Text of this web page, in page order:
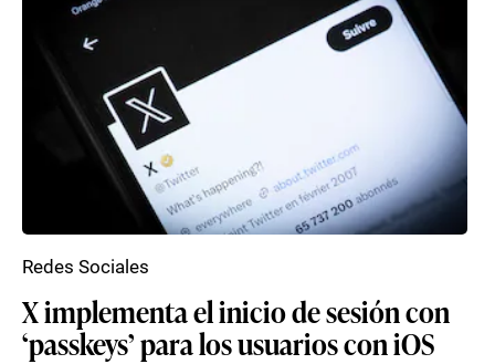
X implementa el inicio de sesión con
‘passkeys’ para los usuarios con iOS
Redes Sociales